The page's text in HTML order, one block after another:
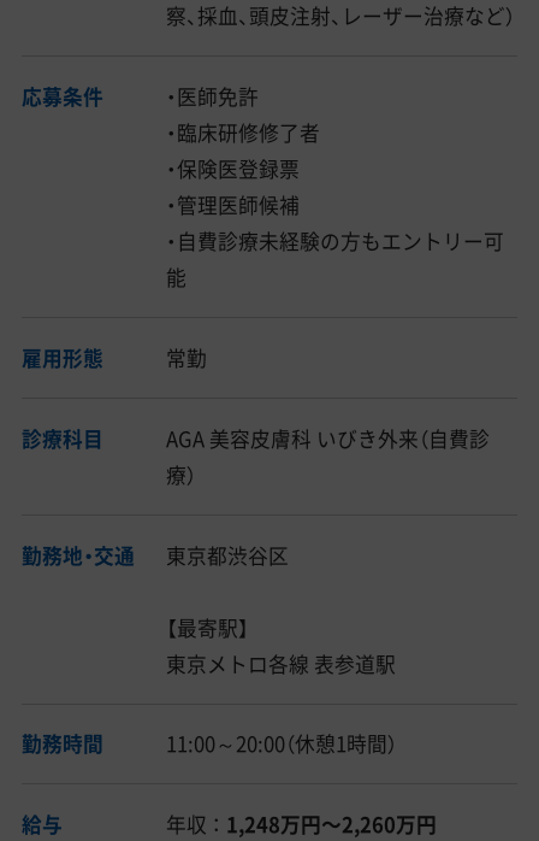
察、採血、頭皮注射、レーザー治療など）
応募条件
・医師免許
・臨床研修修了者
・保険医登録票
・管理医師候補
・自費診療未経験の方もエントリー可
能
雇用形態 常勤
診療科目
AGA 美容皮膚科 いびき外来（自費診
療）
勤務地・交通 東京都渋谷区
【最寄駅】
東京メトロ各線 表参道駅
勤務時間 11:00～20:00（休憩1時間）
給与 年収 ： 1,248万円〜2,260万円